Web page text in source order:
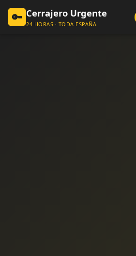
🔑 Cerrajero Urgente
24 HORAS · TODA ESPAÑA